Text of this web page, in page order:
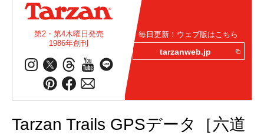
第2・第4木曜日発売
1986年創刊
毎日更新！ウェブ版はこちら
tarzanweb.jp
Tarzan Trails GPSデータ［六道